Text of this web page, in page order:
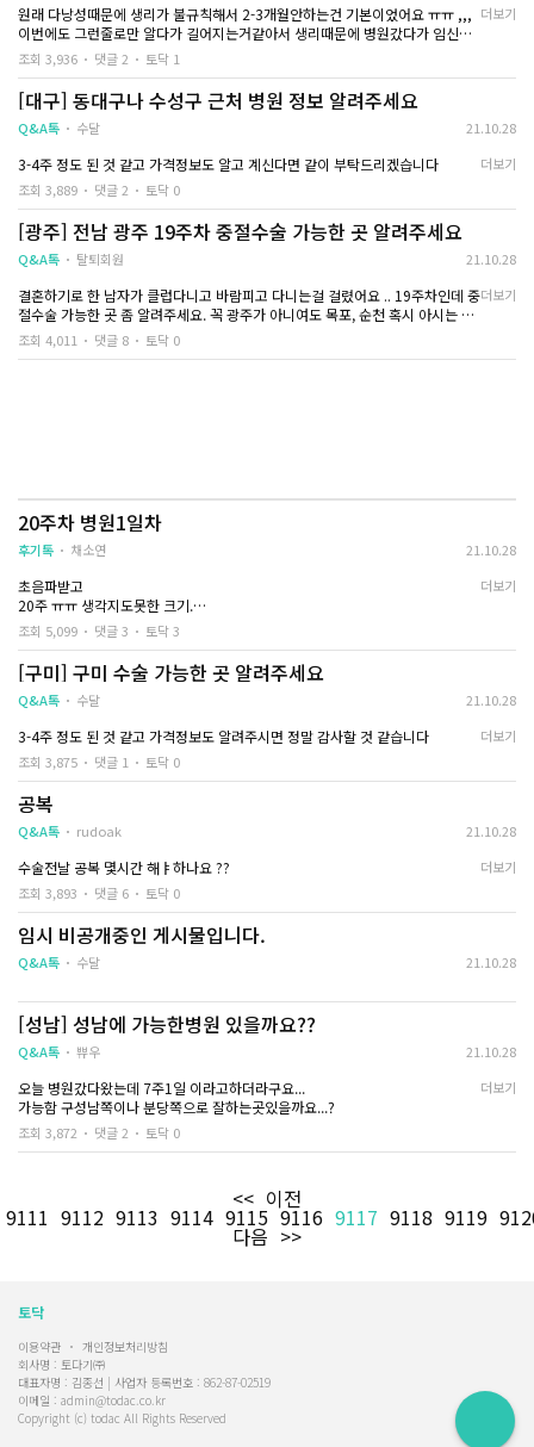
사람마다 조금씩 다
됩니다.
다만, 중절을 해야
주수가 늘어날 때마
누구보다 토닥톡에
한 20대가
원래 다낭성때문에 생리가 불규칙해서 2-3개월안하는건 기본이었어요 ㅠㅠ ,,,
이번에도 그런줄로만 알다가 길어지는거같아서 생리때문에 병원갔다가 임신이
라는 소리를 들었네요 .... 제가 둔한건지 정말 여태 아무 변화도없고 그동안이랑
같았거든요 ㅜㅜㅜ당연히 피임도 계속했구요 ..
결혼계획이 있기는 하지만 당장은 아닌 2-3년안쪽으로 계획중이었고 ..
임신초반관리를 아예하지못해 마음도 불편하고 일때문에도 아직은 이른거같아
서
알아보니 17주정도면 당일수술이아닌 유도분만으로 2-3일정도는 걸리는거같아
서
왔다갔다하려면 지금 있는 지역에서 멀지않은곳으로 찾아봐야할거같은데 넘 어
렵네요 ...
아시는분 도움 부탁드립니다 ㅠㅠ 지금있는 지역은 청주에요 ..!
더보기
조회 3,936 댓글 2 토닥 1
[대구] 동대구나 수성구 근처 병원 정보 알려주세요
Q&A톡 수달 21.10.28
3-4주 정도 된 것 같고 가격정보도 알고 계신다면 같이 부탁드리겠습니다
더보기
조회 3,889
댓글 2 토닥 0
[광주] 전남 광주 19주차 중절수술 가능한 곳 알려주세요
Q&A톡 탈퇴회원 21.10.28
결혼하기로 한 남자가 클럽다니고 바람피고 다니는걸 걸렸어요 .. 19주차인데 중
절수술 가능한 곳 좀 알려주세요. 꼭 광주가 아니여도 목포, 순천 혹시 아시는 분
계시면 알려주세요ㅠㅠ 부탁드릴게요
더보기
조회 4,011 댓글 8 토닥 0
20주차 병원1일차
후기톡 채소연 21.10.28
초음파받고
20주 ㅠㅠ 생각지도못한 크기.
그자리에서 입원시켜달라했어요
350 부르더군요
약값 영양제 무통주사 별도
자궁열리는 관을 삽입후
저는 약물 로 전혀 안하고
수면마취안된데요
자궁 기?를 3번넣어서
밑으로바로빼낸다는 과정들었어요
진짜2번짼데 엄청아파요 진짜 넣을때도아프지만 넣고나서도 아무것도할수가없
어요 ㅠㅠ 진통제도 안넣어줘요
ㅡㅡㅡ>위에후기글남겼어요 길게요
저끝났고.수면마취했어요 제글보고 힘내세요 도움받아저도긴후기남겨요
더보기
조회 5,099 댓글 3 토닥 3
[구미] 구미 수술 가능한 곳 알려주세요
Q&A톡 수달 21.10.28
3-4주 정도 된 것 같고 가격정보도 알려주시면 정말 감사할 것 같습니다
더보기
조회 3,875
댓글 1 토닥 0
공복
Q&A톡 rudoak 21.10.28
수술전날 공복 몇시간 해ㅑ하나요 ??
더보기
조회 3,893
댓글 6 토닥 0
임시 비공개중인 게시물입니다.
Q&A톡 수달 21.10.28
[성남] 성남에 가능한병원 있을까요??
Q&A톡 쀼우 21.10.28
오늘 병원갔다왔는데 7주1일 이라고하더라구요...
가능함 구성남쪽이나 분당쪽으로 잘하는곳있을까요...?
더보기
조회 3,872 댓글 2 토닥 0
<< 이전
9111 9112 9113 9114 9115 9116 9117 9118 9119
다음 >>
토닥
이용약관
개인정보처리방침
회사명 : 토다기㈜
대표자명 : 김종선 | 사업자 등록번호 : 862-87-02519
이메일 : admin@todac.co.kr
Copyright (c) todac All Rights Reserved